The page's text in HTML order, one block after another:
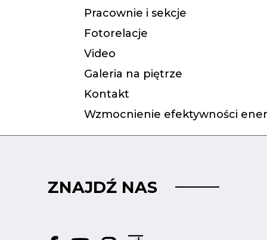
Pracownie i sekcje
Fotorelacje
Video
Galeria na piętrze
Kontakt
Wzmocnienie efektywności
ZNAJDŹ NAS